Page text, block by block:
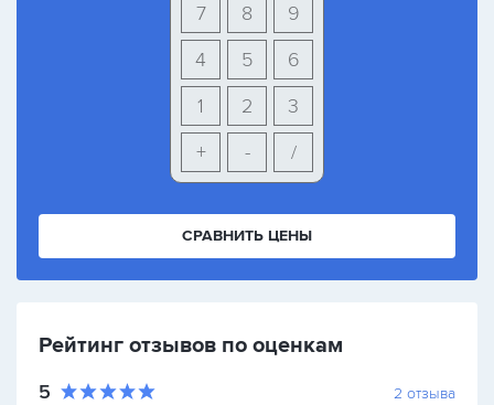
9
8
7
6
5
4
3
2
1
+
- /
СРАВНИТЬ ЦЕНЫ
Рейтинг отзывов по оценкам
5 2 отзыва